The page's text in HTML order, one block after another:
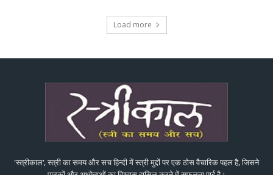
Load more
‘स्त्रीकाल’, स्त्री का समय और सच हिन्दी में स्त्री मुद्दों पर एक ठोस वैचारिक पहल है, जिसने